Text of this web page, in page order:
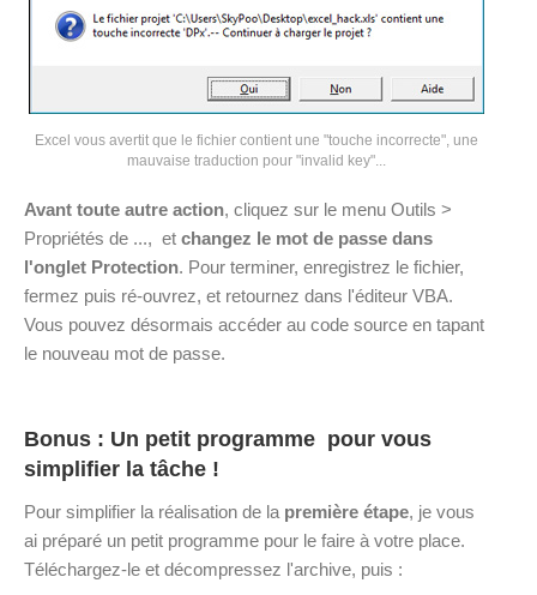
Excel vous avertit que le fichier contient une "touche incorrecte", une
mauvaise traduction pour "invalid key"...
Avant toute autre action, cliquez sur le menu Outils >
Propriétés de ..., et changez le mot de passe dans
l'onglet Protection. Pour terminer, enregistrez le fichier,
fermez puis ré-ouvrez, et retournez dans l'éditeur VBA.
Vous pouvez désormais accéder au code source en tapant
le nouveau mot de passe.
Bonus : Un petit programme pour vous
simplifier la tâche !
Pour simplifier la réalisation de la première étape, je vous
ai préparé un petit programme pour le faire à votre place.
Téléchargez-le et décompressez l'archive, puis :